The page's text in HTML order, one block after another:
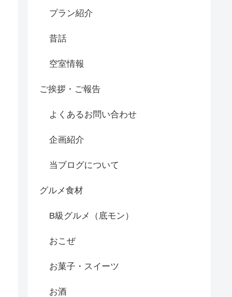
プラン紹介
昔話
空室情報
ご挨拶・ご報告
よくあるお問い合わせ
企画紹介
当ブログについて
グルメ食材
B級グルメ（底モン）
おこぜ
お菓子・スイーツ
お酒